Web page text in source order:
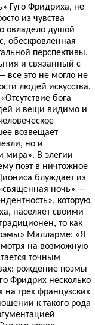
Гуго Фрид­риха, не
из чувства
овладело душой
обескровленная
перспективы,
и связанный с
все это не могло не
людей искусства.
бога
и вещи видимо и
возвещает
но и
мира». В элегии
поэт в ничтожное
блуждает из
ночь» —
которую
населяет своими
то как
Малларме: «Я
на возможную
точным
рождение поэмы
Фридрих несколько
на трех французских
к такого рода